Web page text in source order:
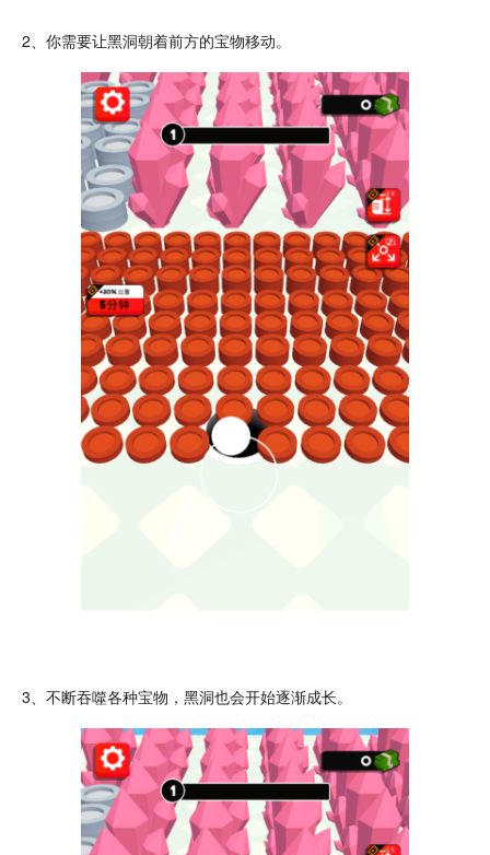
2、你需要让黑洞朝着前方的宝物移动。
3、不断吞噬各种宝物，黑洞也会开始逐渐成长。